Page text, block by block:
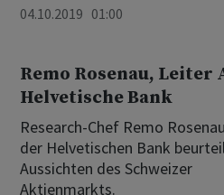
04.10.2019 01:00
Remo Rosenau,
Helvetische Bank
Research-Chef Remo
der Helvetischen Bank
Aussichten des Schweizer
Aktienmarkts.